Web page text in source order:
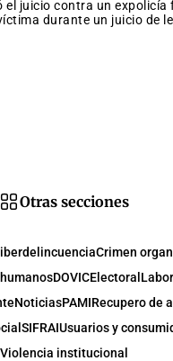
el juicio contra un expolicía
durante un juicio de
Otras secciones
Crimen
DOVICElectoral
NoticiasPAMIRecupero de
SIFRAIUsuarios y
Violencia institucional